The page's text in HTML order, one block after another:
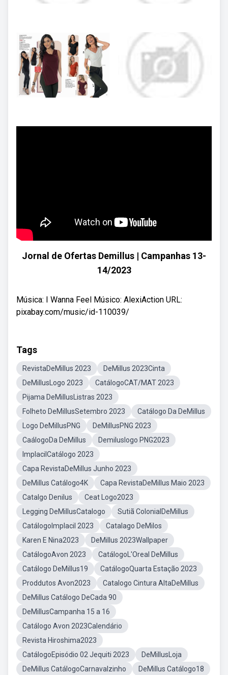
Jornal de Ofertas Demillus | Campanhas 13-
14/2023
Música: I Wanna Feel Músico: AlexiAction URL:
pixabay.com/music/id-110039/
Tags
RevistaDeMillus 2023
DeMillus 2023Cinta
DeMillusLogo 2023
CatálogoCAT/MAT 2023
Pijama DeMillusListras 2023
Folheto DeMillusSetembro 2023
Catálogo Da DeMillus
Logo DeMillusPNG
DeMillusPNG 2023
CaálogoDa DeMillus
Demiluslogo PNG2023
ImplacilCatálogo 2023
Capa RevistaDeMillus Junho 2023
DeMillus Catálogo4K
Capa RevistaDeMillus Maio 2023
Catalgo Denilus
Ceat Logo2023
Legging DeMillusCatalogo
Sutiã ColonialDeMillus
CatálogoImplacil 2023
Catalago DeMilos
Karen E Nina2023
DeMillus 2023Wallpaper
CatálogoAvon 2023
CatálogoL'Oreal DeMillus
Catálogo DeMillus19
CatálogoQuarta Estação 2023
Proddutos Avon2023
Catalogo Cintura AltaDeMillus
DeMillus Catálogo DeCada 90
DeMillusCampanha 15 a 16
Catálogo Avon 2023Calendário
Revista Hiroshima2023
CatálogoEpisódio 02 Jequiti 2023
DeMillusLoja
DeMillus CatálogoCarnavalzinho
DeMillus Catálogo18